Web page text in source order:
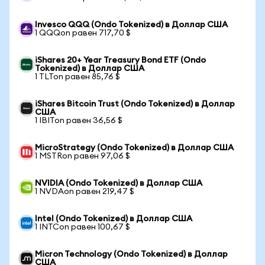
Invesco QQQ (Ondo Tokenized) в Доллар США
1 QQQon равен 717,70 $
iShares 20+ Year Treasury Bond ETF (Ondo
Tokenized) в Доллар США
1 TLTon равен 85,76 $
iShares Bitcoin Trust (Ondo Tokenized) в Доллар
США
1 IBITon равен 36,56 $
MicroStrategy (Ondo Tokenized) в Доллар США
1 MSTRon равен 97,06 $
NVIDIA (Ondo Tokenized) в Доллар США
1 NVDAon равен 219,47 $
Intel (Ondo Tokenized) в Доллар США
1 INTCon равен 100,67 $
Micron Technology (Ondo Tokenized) в Доллар
США